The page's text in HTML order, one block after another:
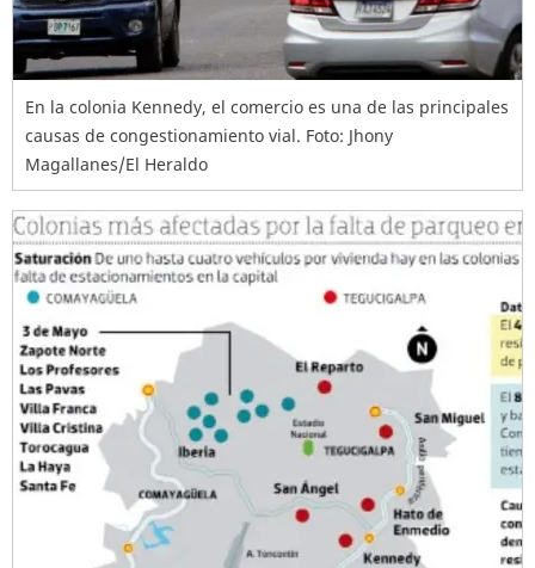
En la colonia Kennedy, el comercio es una de las principales
causas de congestionamiento vial. Foto: Jhony
Magallanes/El Heraldo